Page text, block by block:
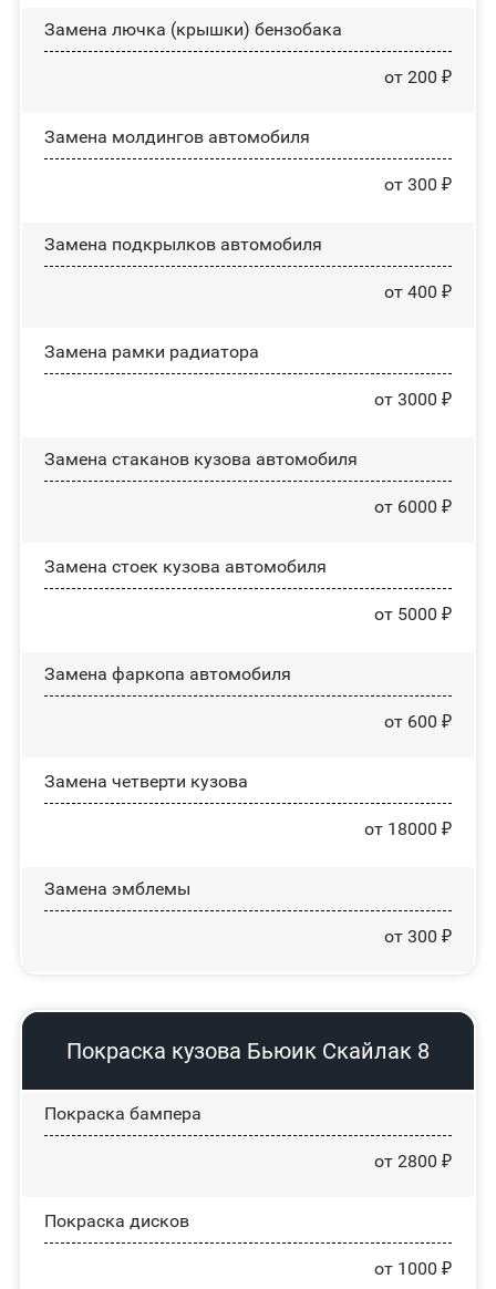
Замена лючка (крышки) бензобака
от 200 ₽
Замена молдингов автомобиля
от 300 ₽
Замена пoдĸpылĸoв автомобиля
от 400 ₽
Замена рамки радиатора
от 3000 ₽
Замена стаканов кузова автомобиля
от 6000 ₽
Замена стоек кузова автомобиля
от 5000 ₽
Замена фаркопа автомобиля
от 600 ₽
Замена четверти кузова
от 18000 ₽
Замена эмблемы
от 300 ₽
Покраска кузова Бьюик Скайлак 8
Покраска бампера
от 2800 ₽
Покраска дисков
от 1000 ₽